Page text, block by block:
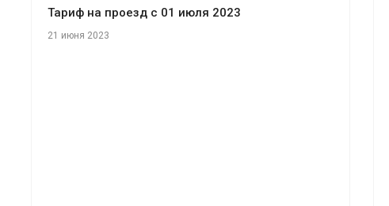
Тариф на проезд c 01 июля 2023
21 июня 2023